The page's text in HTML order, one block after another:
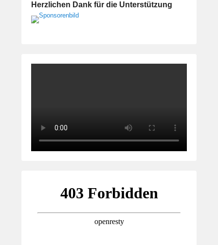
Herzlichen Dank für die Unterstützung